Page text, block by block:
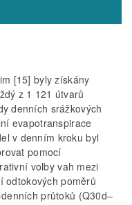
[15] byly získány
z 1 121 útvarů
denních srážkových
evapotranspirace
v denním kroku byl
pomocí
volby vah mezi
odtokových poměrů
průtoků (Q30d–